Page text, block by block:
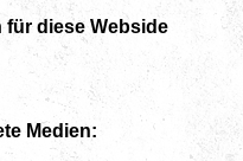
diese Webside
Medien: